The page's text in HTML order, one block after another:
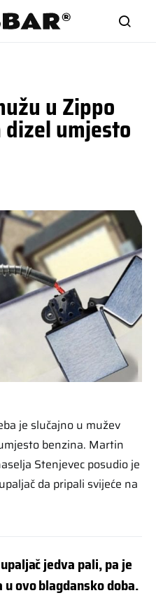
u Zippo
umjesto
je slučajno u mužev
benzina. Martin
Stenjevec posudio je
da pripali svijeće na
jedva pali, pa je
ovo blagdansko doba.